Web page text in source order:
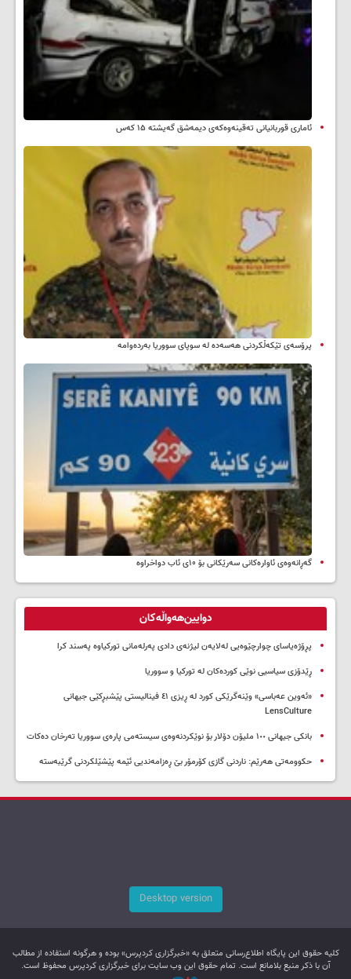
ئاماری قوربانیانی تەقینەوەکەی دیمەشق گەیشتە ۱۵ کەس
پرۆسەی تێکەڵکردنی هەسەدە لە سوپای سووریا بەردەوامە
گەڕانەوەی ئاوارەکانی سەرێکانی بۆ ۱۰ی ئاب دواخراوە
دوایین‌هەواڵەکان
پڕۆژەیاسای چوارچێوەیی لەلایەن لیژنەی دادی پەرلەمانی تورکیاوە پەسند کرا
ڕێدۆزی سیاسیی نوێی کوردەکان لە تورکیا و سووریا
«ئەوین عەباسی» وێنەگرێکی کورد لە ڕیزی ٤١ فینالیستی پێشبڕکێی جیهانی
LensCulture
بانکی جیهانی ١٠٠ ملیۆن دۆلار بۆ نوێکردنەوەی سیستەمی پارەی سووریا تەرخان دەکات
حکوومەتی هەرێم: ناردنی گازی کۆرمۆر بێ ڕەزامەندیی ئێمە پێشێلکردنی گرێبەستە
Desktop version
کليه حقوق اين پایگاه اطلاع‌رسانی متعلق به «خبرگزاری کردپرس» بوده و هرگونه استفاده از مطالب
آن با ذکر منبع بلامانع است. تمام حقوق این وب سایت برای خبرگزاری کردپرس محفوظ است.